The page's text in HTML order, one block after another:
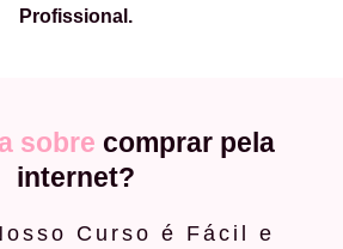
Profissional.
sobre comprar pela
internet?
Curso é Fácil e